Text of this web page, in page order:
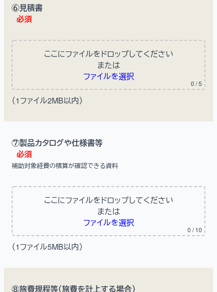
⑥見積書
必須
ここにファイルをドロップしてください
または
ファイルを選択
0 / 5
（1ファイル2MB以内）
⑦製品カタログや仕様書等
必須
補助対象経費の積算が確認できる資料
ここにファイルをドロップしてください
または
ファイルを選択
0 / 10
（1ファイル5MB以内）
⑧旅費規程等（旅費を計上する場合）